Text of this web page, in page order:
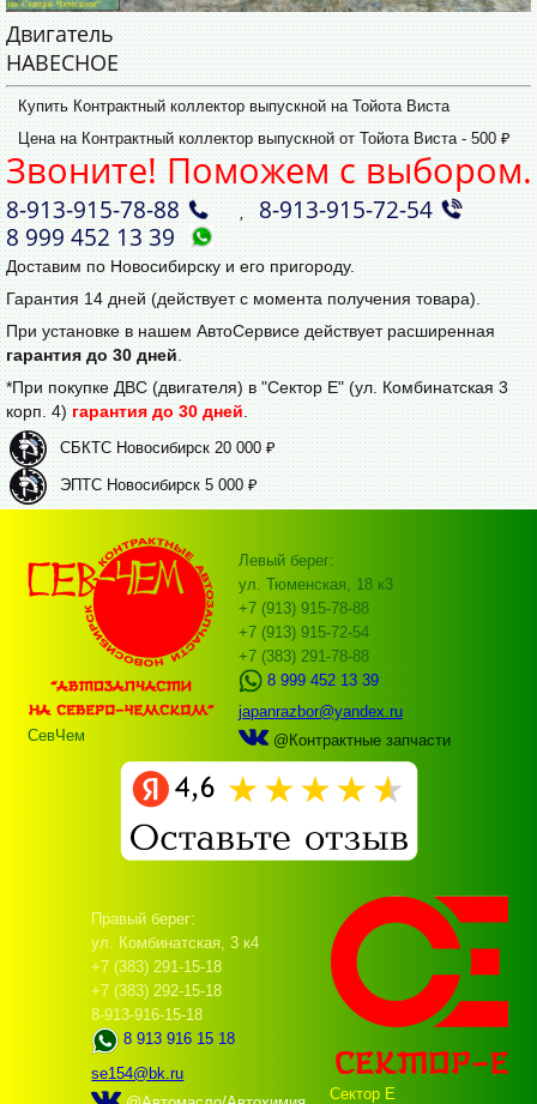
Двигатель
НАВЕСНОЕ
Купить Контрактный коллектор выпускной на Тойота Виста
Цена на Контрактный коллектор выпускной от Тойота Виста - 500 ₽
Звоните! Поможем с выбором.
8‑913‑915‑78‑88 ,8‑913‑915‑72‑54
8 999 452 13 39
Доставим по Новосибирску и его пригороду.
Гарантия 14 дней (действует с момента получения товара).
При установке в нашем АвтоСервисе действует расширенная
гарантия до 30 дней.
*При покупке ДВС (двигателя) в "Сектор Е" (ул. Комбинатская 3
корп. 4)гарантия до 30 дней.
СБКТС Новосибирск 20 000 ₽
ЭПТС Новосибирск 5 000 ₽
СевЧем
Левый берег:
ул. Тюменская, 18 к3
+7 (913) 915-78-88
+7 (913) 915-72-54
+7 (383) 291-78-88
8 999 452 13 39
japanrazbor@yandex.ru
@Контрактные запчасти
Сектор Е
Правый берег:
ул. Комбинатская, 3 к4
+7 (383) 291-15-18
+7 (383) 292-15-18
8-913-916-15-18
8 913 916 15 18
se154@bk.ru